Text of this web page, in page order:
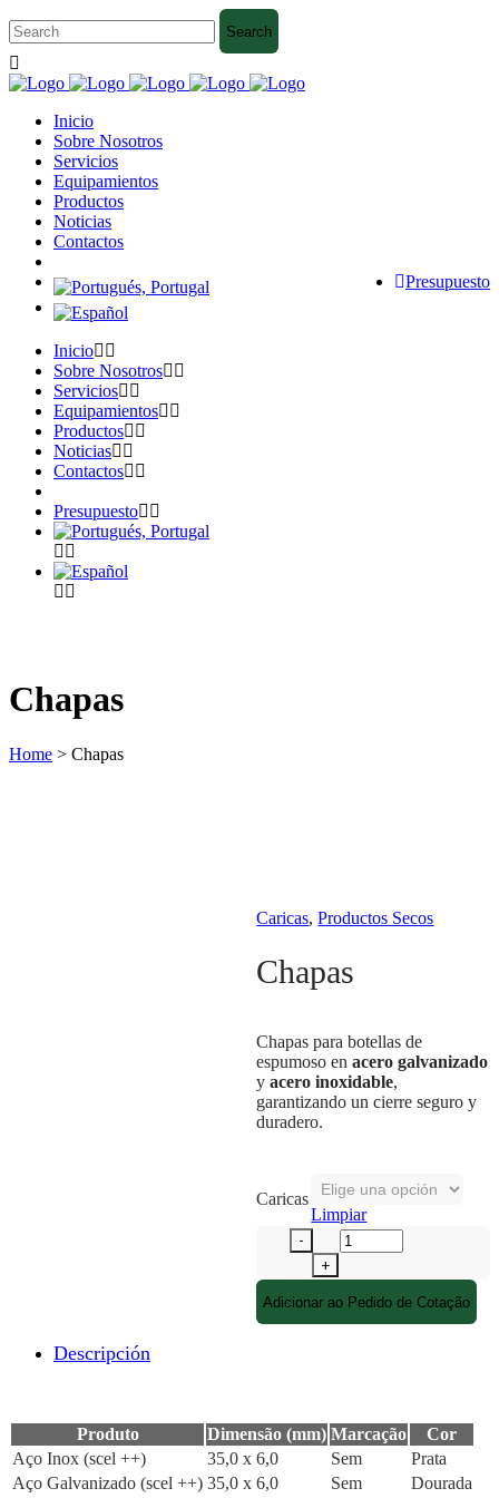
Inicio
Sobre Nosotros
Servicios
Equipamientos
Productos
Noticias
Contactos
Presupuesto
Inicio
Sobre Nosotros
Servicios
Equipamientos
Productos
Noticias
Contactos
Presupuesto
Chapas
Home > Chapas
Caricas,Productos Secos
Chapas
Chapas para botellas de
espumoso enacero galvanizado
yacero inoxidable,
garantizando un cierre seguro y
duradero.
Caricas
Limpiar
Adicionar ao Pedido de Cotação
Descripción
Produto Dimensão (mm) Marcação
Cor
Aço Inox (scel ++)
35,0 x 6,0 Sem
Prata
Aço Galvanizado (scel ++) 35,0 x 6,0 Sem Dourada